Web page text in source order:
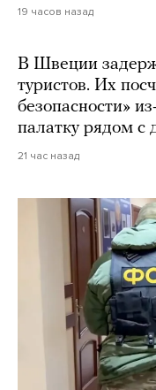
19 часов назад
В Швеции
туристов. Их
безопасности»
палатку рядом с
21 час назад